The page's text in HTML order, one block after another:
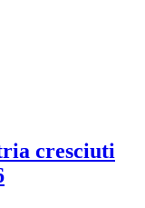
cresciuti